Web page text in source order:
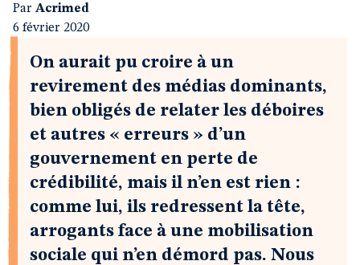
Par Acrimed
6 février 2020
On aurait pu croire à un
revirement des médias dominants,
bien obligés de relater les déboires
et autres « erreurs » d’un
gouvernement en perte de
crédibilité, mais il n’en est rien :
comme lui, ils redressent la tête,
arrogants face à une mobilisation
sociale qui n’en démord pas. Nous